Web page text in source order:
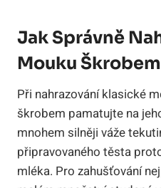
Jak Správně
Mouku Škrobem
Při nahrazování klasické
škrobem pamatujte na
mnohem silněji váže
připravovaného těsta
mléka. Pro zahušťování